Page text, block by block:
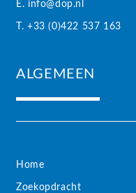
E. info@dop.nl
T. +33 (0)422 537 163
ALGEMEEN
Home
Zoekopdracht